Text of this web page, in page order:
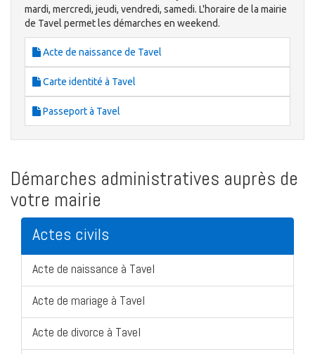
mardi, mercredi, jeudi, vendredi, samedi. L'horaire de la mairie
de Tavel permet les démarches en weekend.
Acte de naissance de Tavel
Carte identité à Tavel
Passeport à Tavel
Démarches administratives auprès de
votre mairie
Actes civils
Acte de naissance à Tavel
Acte de mariage à Tavel
Acte de divorce à Tavel